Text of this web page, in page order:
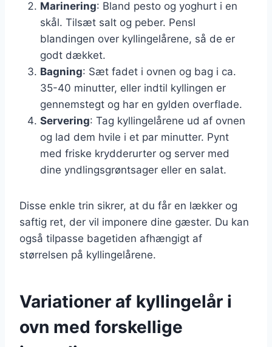
Marinering: Bland pesto og yoghurt i en
skål. Tilsæt salt og peber. Pensl
blandingen over kyllingelårene, så de er
godt dækket.
Bagning: Sæt fadet i ovnen og bag i ca.
35-40 minutter, eller indtil kyllingen er
gennemstegt og har en gylden overflade.
Servering: Tag kyllingelårene ud af ovnen
og lad dem hvile i et par minutter. Pynt
med friske krydderurter og server med
dine yndlingsgrøntsager eller en salat.
Disse enkle trin sikrer, at du får en lækker og
saftig ret, der vil imponere dine gæster. Du kan
også tilpasse bagetiden afhængigt af
størrelsen på kyllingelårene.
Variationer af kyllingelår i
ovn med forskellige